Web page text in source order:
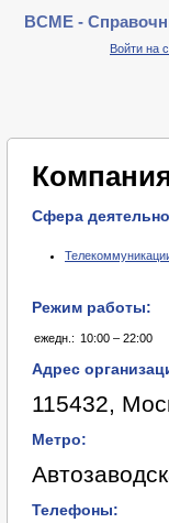
BCME -
Войти на
Сфера
Режим работы:
ежедн.: 10:00 – 22:00
Адрес
115432,
Метро:
Телефоны: